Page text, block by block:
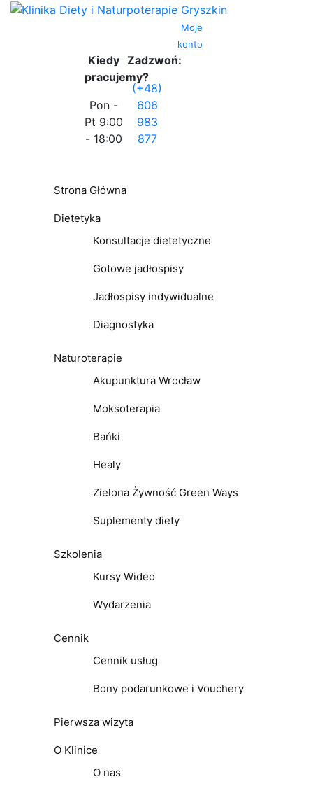
Kiedy
pracujemy?
Pon -
Pt 9:00
- 18:00
Zadzwoń:
(+48)
606
983
877
Moje
konto
Strona Główna
Dietetyka
Konsultacje dietetyczne
Gotowe jadłospisy
Jadłospisy indywidualne
Diagnostyka
Naturoterapie
Akupunktura Wrocław
Moksoterapia
Bańki
Healy
Zielona Żywność Green Ways
Suplementy diety
Szkolenia
Kursy Wideo
Wydarzenia
Cennik
Cennik usług
Bony podarunkowe i Vouchery
Pierwsza wizyta
O Klinice
O nas